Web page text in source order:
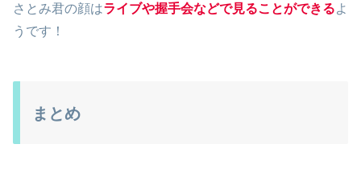
さとみ君の顔はライブや握手会などで見ることができるよ
うです！
まとめ